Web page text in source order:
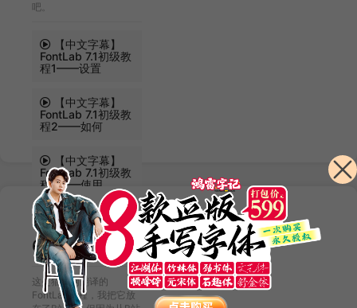
吧。
【中文字幕】
FontLab 7.1初级教
程1——设置
【中文字幕】
FontLab 7.1初级教
程2——如何
【中文字幕】
FontLab 7.1初级教
程3——使用
更多章节...
【中文字幕】
60分钟入门
FontLab 7
这是猫啃网翻译的
FontLab教程，我把它放